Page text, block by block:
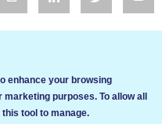
enhance your browsing
purposes. To allow all
tool to manage.
услугите си. Ако
ние приемаме, че се